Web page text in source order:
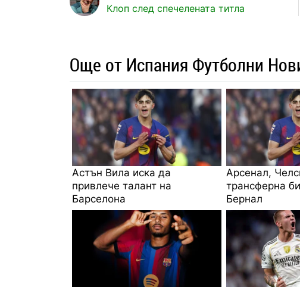
Клоп след спечелената титла
Още от Испания Футболни
Астън Вила иска да
привлече талант на
Барселона
Арсенал,
трансферна
Бернал